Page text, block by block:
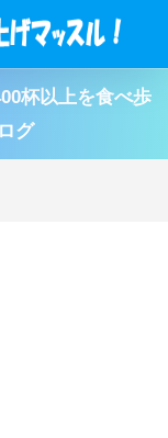
杯以上を食べ歩
グ